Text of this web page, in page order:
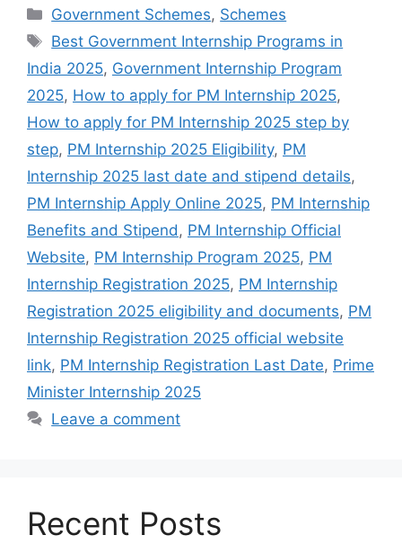
Categories
Government Schemes, Schemes
Tags
Best Government Internship Programs in
India 2025, Government Internship Program
2025, How to apply for PM Internship 2025,
How to apply for PM Internship 2025 step by
step, PM Internship 2025 Eligibility, PM
Internship 2025 last date and stipend details,
PM Internship Apply Online 2025, PM Internship
Benefits and Stipend , PM Internship Official
Website, PM Internship Program 2025, PM
Internship Registration 2025, PM Internship
Registration 2025 eligibility and documents, PM
Internship Registration 2025 official website
link, PM Internship Registration Last Date, Prime
Minister Internship 2025
Leave a comment
Recent Posts